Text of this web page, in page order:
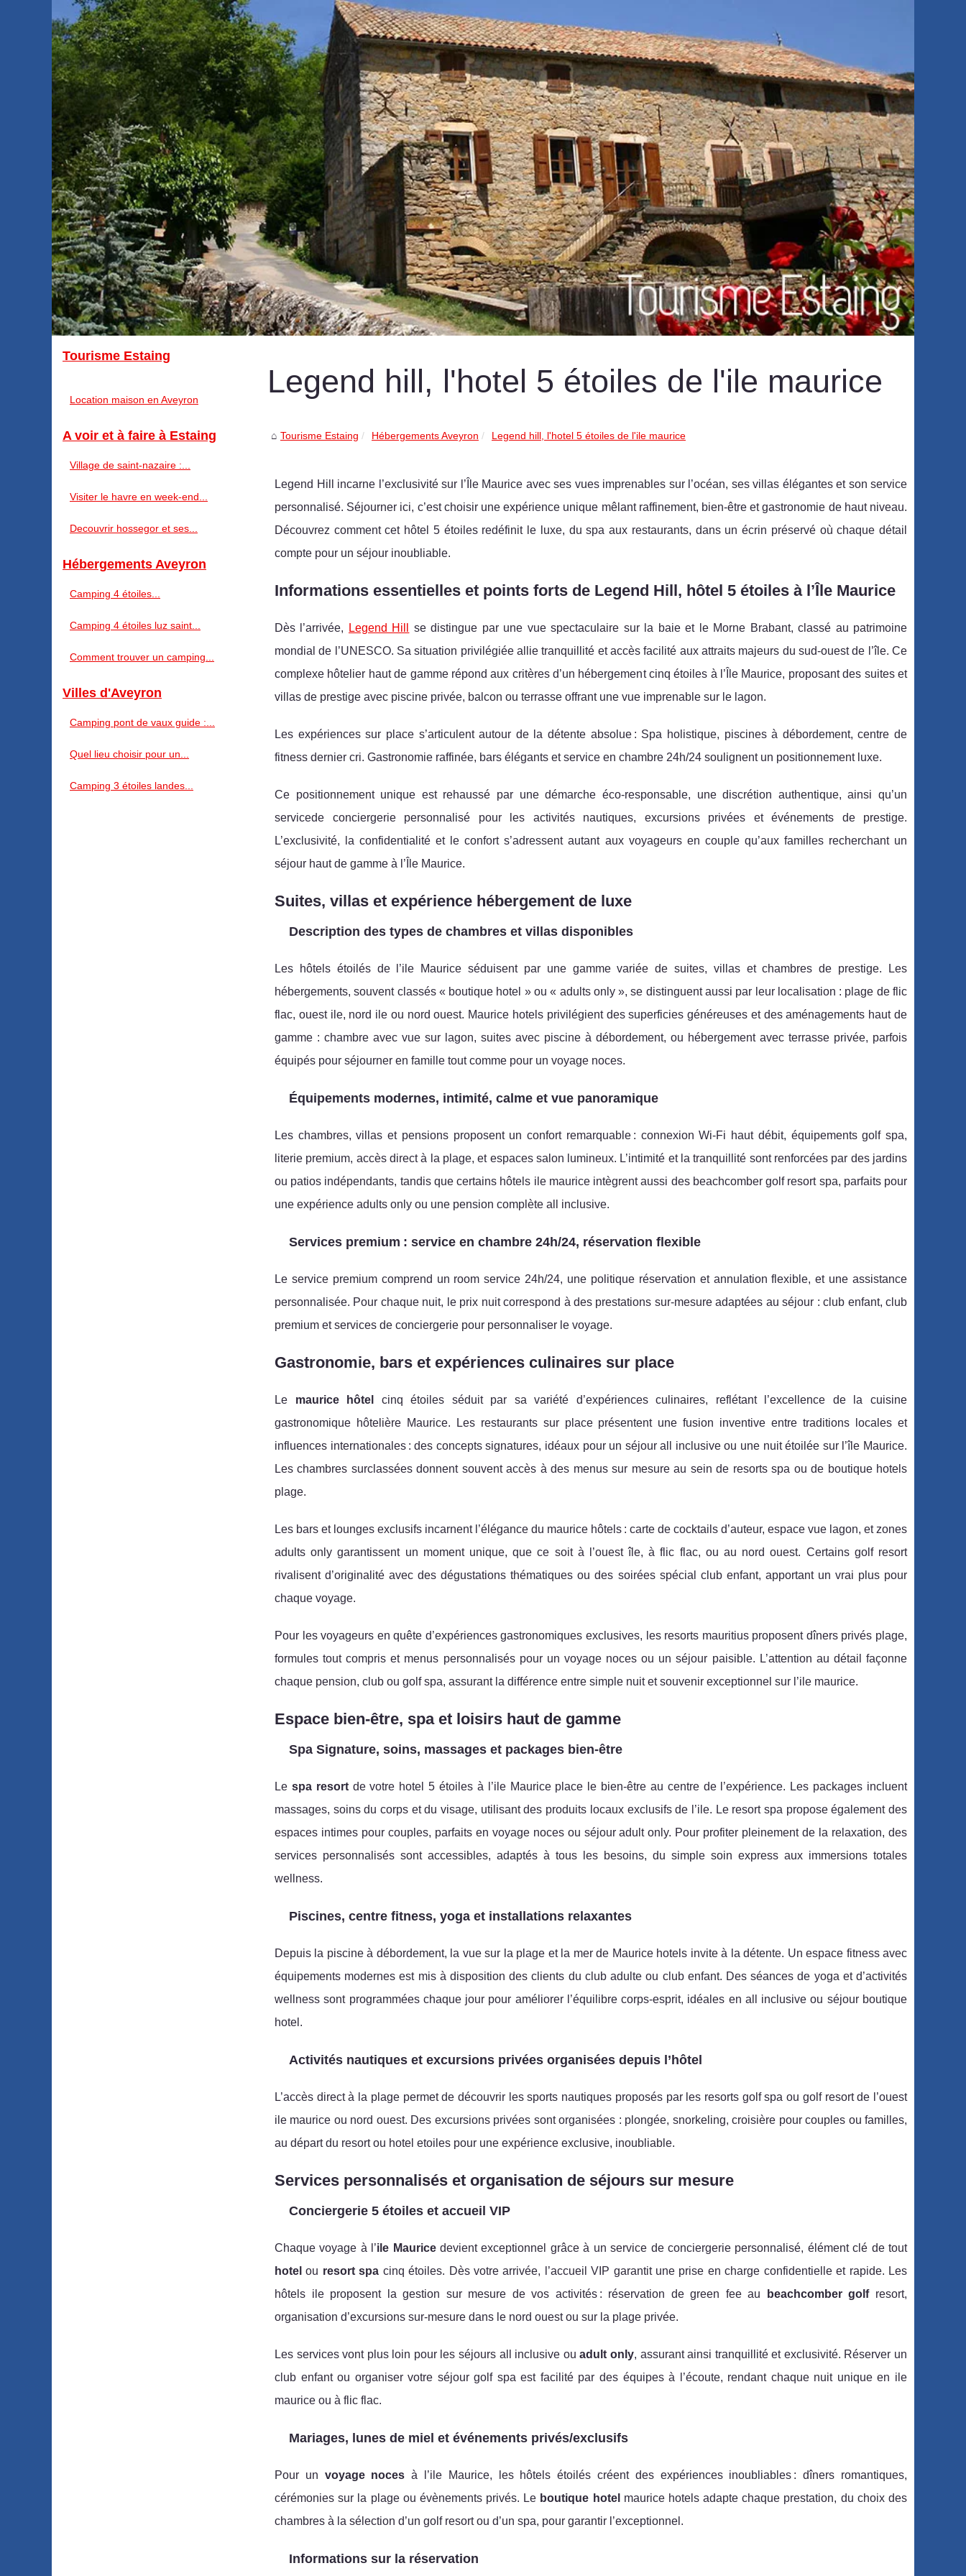
Legend hill, l'hotel 5 étoiles de l'ile maurice
Tourisme Estaing Hébergements Aveyron Legend hill, l'hotel 5 étoiles de l'ile maurice
Legend Hill incarne l’exclusivité sur l’Île Maurice avec ses vues imprenables sur l’océan, ses villas élégantes et son service
personnalisé. Séjourner ici, c’est choisir une expérience unique mêlant raffinement, bien-être et gastronomie de haut niveau.
Découvrez comment cet hôtel 5 étoiles redéfinit le luxe, du spa aux restaurants, dans un écrin préservé où chaque détail
compte pour un séjour inoubliable.
Informations essentielles et points forts de Legend Hill, hôtel 5 étoiles à l’Île Maurice
Dès l’arrivée, Legend Hill
se distingue par une vue spectaculaire sur la baie et le Morne Brabant, classé au patrimoine
mondial de l’UNESCO. Sa situation privilégiée allietranquillité et accès facilité aux attraits majeurs du sud-ouest de l’île. Ce
complexe hôtelier haut de gamme répond aux critères d’un hébergement cinq étoiles à l’Île Maurice, proposant des suites et
villas de prestige avec piscine privée, balcon ou terrasse offrant une vue imprenable sur le lagon.
Les expériences sur place s’articulent autour de la détente absolue : Spa holistique, piscines à débordement, centre de
fitness dernier cri. Gastronomie raffinée, bars élégants et service en chambre 24h/24 soulignent un positionnement luxe.
Ce positionnement unique est rehaussé par une démarche éco-responsable, une discrétion authentique, ainsi qu’un
servicede conciergerie personnalisé pour les activités nautiques, excursions privées et événements de prestige.
L’exclusivité, la confidentialité et le confort s’adressent autant aux voyageurs en couple qu’aux familles recherchant un
séjour haut de gamme à l’Île Maurice.
Suites, villas et expérience hébergement de luxe
Description des types de chambres et villas disponibles
Les hôtels étoilés de l’ile Maurice séduisent par une gamme variée de suites, villas et chambres de prestige. Les
hébergements, souvent classés « boutique hotel » ou « adults only », se distinguent aussi par leur localisation : plage de flic
flac, ouest ile, nord ile ou nord ouest. Maurice hotels privilégient des superficies généreuses et des aménagements haut de
gamme : chambre avec vue sur lagon, suites avec piscine à débordement, ou hébergement avec terrasse privée, parfois
équipés pour séjourner en famille tout comme pour un voyage noces.
Équipements modernes, intimité, calme et vue panoramique
Les chambres, villas et pensions proposent un confort remarquable : connexion Wi-Fi haut débit, équipements golf spa,
literie premium, accès direct à la plage, et espaces salon lumineux. L’intimité et la tranquillité sont renforcées par des jardins
ou patios indépendants, tandis que certains hôtels ile maurice intègrent aussi des beachcomber golf resort spa, parfaits pour
une expérience adults only ou une pension complète all inclusive.
Services premium : service en chambre 24h/24, réservation flexible
Le service premium comprend un room service 24h/24, une politique réservation et annulation flexible, et une assistance
personnalisée. Pour chaque nuit, le prix nuit correspond à des prestations sur-mesure adaptées au séjour : club enfant, club
premium et services de conciergerie pour personnaliser le voyage.
Gastronomie, bars et expériences culinaires sur place
Le maurice hôtel
cinq étoiles séduit par sa variété d’expériences culinaires, reflétant l’excellence de la cuisine
gastronomique hôtelière Maurice. Les restaurants sur place présentent une fusion inventive entre traditions locales et
influences internationales : des concepts signatures, idéaux pour un séjour all inclusive ou une nuit étoilée sur l’île Maurice.
Les chambres surclassées donnent souvent accès à des menus sur mesure au sein de resorts spa ou de boutique hotels
plage.
Les bars et lounges exclusifs incarnent l’élégance du maurice hôtels : carte de cocktails d’auteur, espace vue lagon, et zones
adults only garantissent un moment unique, que ce soit à l’ouest île, à flic flac, ou au nord ouest. Certains golf resort
rivalisent d’originalité avec des dégustations thématiques ou des soirées spécial club enfant, apportant un vrai plus pour
chaque voyage.
Pour les voyageurs en quête d’expériences gastronomiques exclusives, les resorts mauritius proposent dîners privés plage,
formules tout compris et menus personnalisés pour un voyage noces ou un séjour paisible. L’attention au détail façonne
chaque pension, club ou golf spa, assurant la différence entre simple nuit et souvenir exceptionnel sur l’ile maurice.
Espace bien-être, spa et loisirs haut de gamme
Spa Signature, soins, massages et packages bien-être
Le spa resortde votre hotel 5 étoiles à l’ile Maurice place le bien-être au centre de l’expérience. Les packages incluent
massages, soins du corps et du visage, utilisant des produits locaux exclusifs de l’ile. Le resort spa propose également des
espaces intimes pour couples, parfaits en voyage noces ou séjour adult only. Pour profiter pleinement de la relaxation, des
services personnalisés sont accessibles, adaptés à tous les besoins, du simple soin express aux immersions totales
wellness.
Piscines, centre fitness, yoga et installations relaxantes
Depuis la piscine à débordement, la vue sur la plage et la mer de Maurice hotels invite à la détente. Un espace fitness avec
équipements modernes est mis à disposition des clients du club adulte ou club enfant. Des séances de yoga et d’activités
wellness sont programmées chaque jour pour améliorer l’équilibre corps-esprit, idéales en all inclusive ou séjour boutique
hotel.
Activités nautiques et excursions privées organisées depuis l’hôtel
L’accès direct à la plage permet de découvrir les sports nautiques proposés par les resorts golf spa ou golf resort de l’ouest
ile maurice ou nord ouest. Des excursions privées sont organisées : plongée, snorkeling, croisière pour couples ou familles,
au départ du resort ou hotel etoiles pour une expérience exclusive, inoubliable.
Services personnalisés et organisation de séjours sur mesure
Conciergerie 5 étoiles et accueil VIP
Chaque voyage à l’ile Mauricedevient exceptionnel grâce à un service de conciergerie personnalisé, élément clé de tout
hotel ou resort spa cinq étoiles. Dès votre arrivée, l’accueil VIP garantit une prise en charge confidentielle et rapide. Les
hôtels ile proposent la gestion sur mesure de vos activités : réservation de green fee au
beachcomber golfresort,
organisation d’excursions sur-mesure dans le nord ouest ou sur la plage privée.
Les services vont plus loin pour les séjours all inclusive ouadult only, assurant ainsi tranquillité et exclusivité. Réserver un
club enfant ou organiser votre séjour golf spa est facilité par des équipes à l’écoute, rendant chaque nuit unique en ile
maurice ou à flic flac.
Mariages, lunes de miel et événements privés/exclusifs
Pour un voyage noces à l’ile Maurice, les hôtels étoilés créent des expériences inoubliables : dîners romantiques,
cérémonies sur la plage ou évènements privés. Le boutique hotel maurice hotels adapte chaque prestation, du choix des
chambres à la sélection d’un golf resort ou d’un spa, pour garantir l’exceptionnel.
Informations sur la réservation
Tourisme Estaing
Location maison en Aveyron
A voir et à faire à Estaing
Village de saint-nazaire :...
Visiter le havre en week-end...
Decouvrir hossegor et ses...
Hébergements Aveyron
Camping 4 étoiles...
Camping 4 étoiles luz saint...
Comment trouver un camping...
Villes d'Aveyron
Camping pont de vaux guide :...
Quel lieu choisir pour un...
Camping 3 étoiles landes...